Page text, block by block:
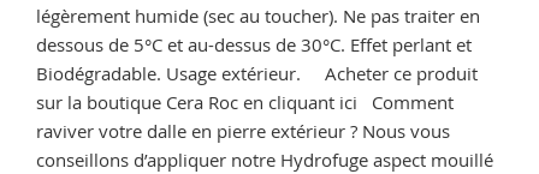
légèrement humide (sec au toucher). Ne pas traiter en
dessous de 5°C et au-dessus de 30°C. Effet perlant et
Biodégradable. Usage extérieur. Acheter ce produit
sur la boutique Cera Roc en cliquant ici Comment
raviver votre dalle en pierre extérieur ? Nous vous
conseillons d’appliquer notre Hydrofuge aspect mouillé